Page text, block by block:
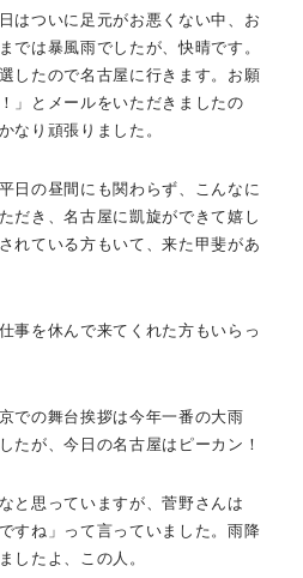
はついに足元がお悪くない中、お
では暴風雨でしたが、快晴です。
したので名古屋に行きます。お願
」とメールをいただきましたの
なり頑張りました。
日の昼間にも関わらず、こんなに
だき、名古屋に凱旋ができて嬉し
れている方もいて、来た甲斐があ
事を休んで来てくれた方もいらっ
での舞台挨拶は今年一番の大雨
たが、今日の名古屋はピーカン！
と思っていますが、菅野さんは
すね」って言っていました。雨降
したよ、この人。